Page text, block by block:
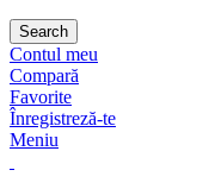
Search
Contul meu
Compară
Favorite
Înregistreză-te
Meniu